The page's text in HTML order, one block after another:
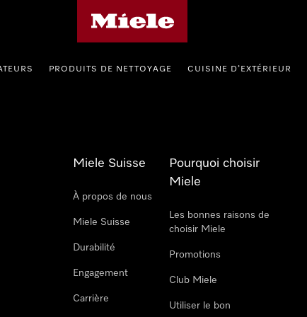
PRODUITS DE NETTOYAGE CUISINE D’EXTÉRIEUR
Miele Suisse
À propos de nous
Miele Suisse
Durabilité
Engagement
Carrière
Pourquoi choisir
Miele
Les bonnes raisons de
choisir Miele
Promotions
Club Miele
Utiliser le bon